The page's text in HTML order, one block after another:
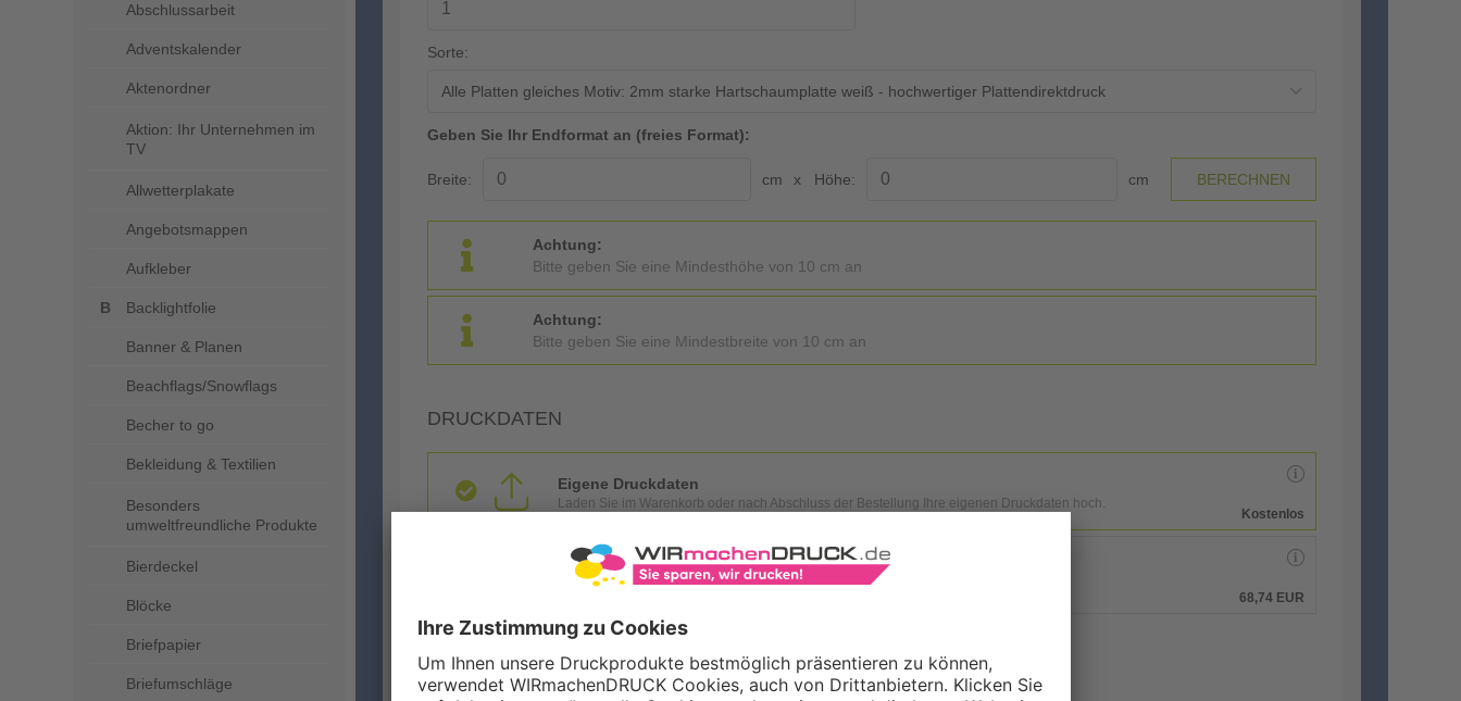
Abschlussarbeit
Adventskalender
Aktenordner
Aktion: Ihr Unternehmen im
TV
Allwetterplakate
Angebotsmappen
Aufkleber
Backlightfolie
Banner & Planen
Beachflags/Snowflags
Becher to go
Bekleidung & Textilien
Besonders
umweltfreundliche Produkte
Bierdeckel
Blöcke
Briefpapier
Briefumschläge
Sorte:
Alle Platten gleiches Motiv: 2mm starke Hartschaumplatte weiß - hochwertiger Plattendirektdruck
Geben Sie Ihr Endformat an (freies Format):
Breite: cm Höhe: cm
Achtung:
Bitte geben Sie eine Mindesthöhe von 10 cm an
Achtung:
Bitte geben Sie eine Mindestbreite von 10 cm an
DRUCKDATEN
Eigene Druckdaten
Laden Sie im Warenkorb oder nach Abschluss der Bestellung Ihre eigenen Druckdaten hoch.
Kostenlos
Gestaltungsservice
Unser Kreativteam gestaltet Druckdaten, Logos etc. nach Ihren Wünschen.
68,74 EUR
ZUSATZOPTIONEN